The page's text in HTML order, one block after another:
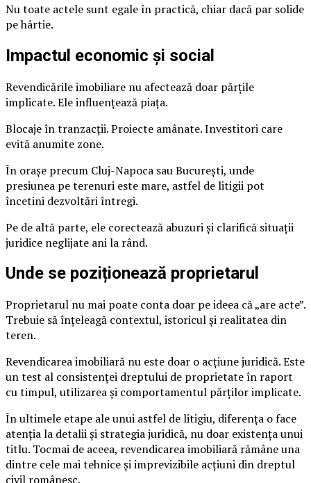
Nu toate actele sunt egale în practică, chiar dacă par solide
pe hârtie.
Impactul economic și social
Revendicările imobiliare nu afectează doar părțile
implicate. Ele influențează piața.
Blocaje în tranzacții. Proiecte amânate. Investitori care
evită anumite zone.
În orașe precum Cluj-Napoca sau București, unde
presiunea pe terenuri este mare, astfel de litigii pot
încetini dezvoltări întregi.
Pe de altă parte, ele corectează abuzuri și clarifică situații
juridice neglijate ani la rând.
Unde se poziționează proprietarul
Proprietarul nu mai poate conta doar pe ideea că „are acte”.
Trebuie să înțeleagă contextul, istoricul și realitatea din
teren.
Revendicarea imobiliară nu este doar o acțiune juridică. Este
un test al consistenței dreptului de proprietate în raport
cu timpul, utilizarea și comportamentul părților implicate.
În ultimele etape ale unui astfel de litigiu, diferența o face
atenția la detalii și strategia juridică, nu doar existența unui
titlu. Tocmai de aceea, revendicarea imobiliară rămâne una
dintre cele mai tehnice și imprevizibile acțiuni din dreptul
civil românesc.